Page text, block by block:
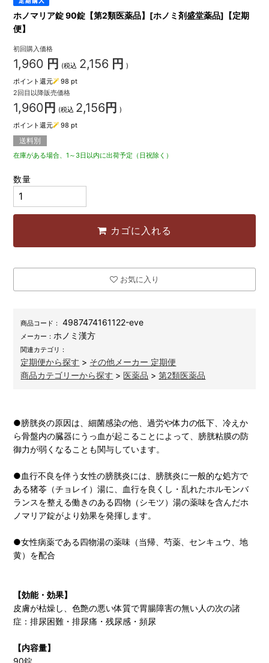
ホノマリア錠 90錠【第2類医薬品】[ホノミ剤盛堂薬品]【定期
便】
初回購入価格
1,960 円 (税込 2,156 円 )
ポイント還元
98pt
2回目以降販売価格
1,960 円 (税込 2,156円 )
ポイント還元
98pt
送料別
在庫がある場合、1～3日以内に出荷予定（日祝除く）
数量
カゴに入れる
お気に入り
商品コード： 4987474161122-eve
メーカー： ホノミ漢方
関連カテゴリ：
定期便から探す > その他メーカー 定期便
商品カテゴリーから探す > 医薬品 >第2類医薬品
●膀胱炎の原因は、細菌感染の他、過労や体力の低下、冷えか
ら骨盤内の臓器にうっ血が起こることによって、膀胱粘膜の防
御力が弱くなることも関与しています。
●血行不良を伴う女性の膀胱炎には、膀胱炎に一般的な処方で
ある猪苓（チョレイ）湯に、血行を良くし・乱れたホルモンバ
ランスを整える働きのある四物（シモツ）湯の薬味を含んだホ
ノマリア錠がより効果を発揮します。
●女性病薬である四物湯の薬味（当帰、芍薬、センキュウ、地
黄）を配合
【効能・効果】
皮膚が枯燥し、色艶の悪い体質で胃腸障害の無い人の次の諸
症：排尿困難・排尿痛・残尿感・頻尿
【内容量】
90錠